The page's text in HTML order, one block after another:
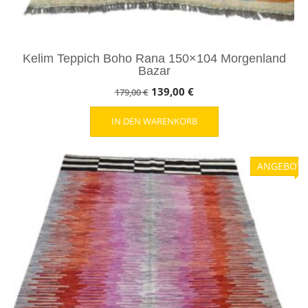
Kelim Teppich Boho Rana 150×104 Morgenland
Bazar
179,00€ Ursprünglicher
Preis
war:
139,00 €Aktueller
Preis
ist:
IN DEN WARENKORB
ANGEBOT!